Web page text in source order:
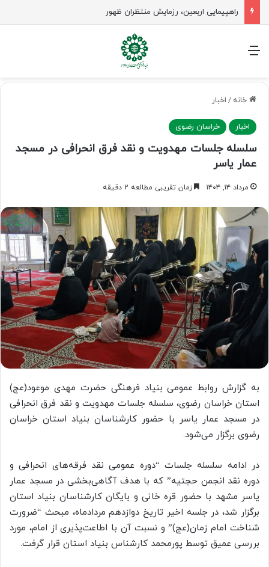
منو
خانه / اخبار
اخبار خراسان رضوی
سلسله جلسات مهدویت و نقد فرق انحرافی در مسجد
عمار یاسر
مرداد ۱۴, ۱۴۰۴ زمان تقریبی مطالعه 2 دقیقه
به گزارش روابط عمومی بنیاد فرهنگی حضرت مهدی موعود(عج)
استان خراسان رضوی، سلسله جلسات مهدویت و نقد فرق انحرافی
در مسجد عمار یاسر با حضور کارشناسان بنیاد استان خراسان
رضوی برگزار می‌شود.
در ادامه سلسله جلسات “دوره عمومی نقد فرقه‌های انحرافی و
دوره نقد انجمن حجتیه” که با هدف آگاهی‌بخشی در مسجد عمار
یاسر مشهد با حضور قره خانی و بایگان کارشناسان بنیاد استان
برگزار شد، در جلسه اخیر تاریخ دوازدهم مردادماه، مبحث “ضرورت
شناخت امام زمان(عج)” و نسبت آن با اطاعت‌پذیری از امام، مورد
بررسی عمیق توسط پورمحمد کارشناس بنیاد استان قرار گرفت.